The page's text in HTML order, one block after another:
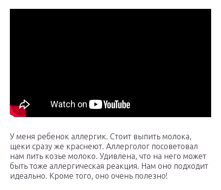
У меня ребенок аллергик. Стоит выпить молока,
щеки сразу же краснеют. Аллерголог посоветовал
нам пить козье молоко. Удивлена, что на него может
быть тоже аллергическая реакция. Нам оно подходит
идеально. Кроме того, оно очень полезно!